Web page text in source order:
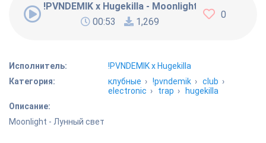
!PVNDEMIK x Hugekilla - Moonlight
00:53
1,269
0
Исполнитель:
!PVNDEMIK x Hugekilla
Категория:
клубные ›!pvndemik ›club ›
electronic › trap ›
hugekilla
Описание:
Moonlight - Лунный свет